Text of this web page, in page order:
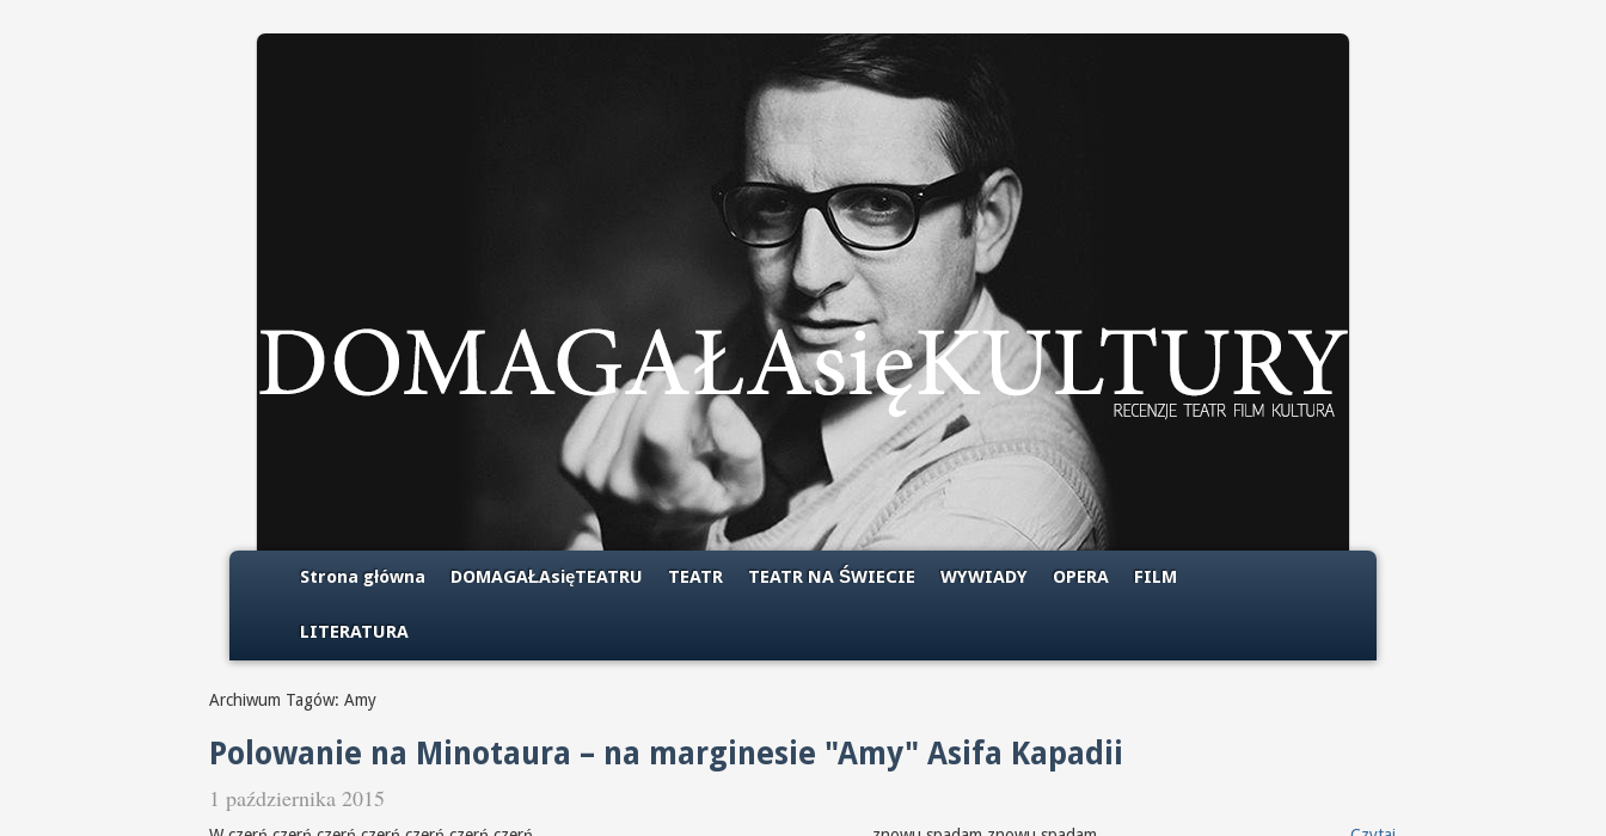
Strona główna DOMAGAŁAsięTEATRU TEATR TEATR NA ŚWIECIE WYWIADY OPERA FILM
LITERATURA
Archiwum Tagów: Amy
Polowanie na Minotaura – na marginesie "Amy" Asifa Kapadii
1 października 2015